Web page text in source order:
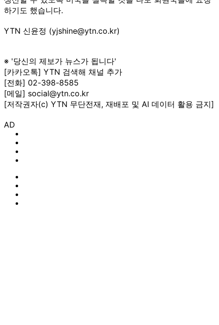
하기도 했습니다.
YTN 신윤정 (yjshine@ytn.co.kr)
※ '당신의 제보가 뉴스가 됩니다'
[카카오톡] YTN 검색해 채널 추가
[전화] 02-398-8585
[메일] social@ytn.co.kr
[저작권자(c) YTN 무단전재, 재배포 및 AI 데이터 활용 금지]
AD